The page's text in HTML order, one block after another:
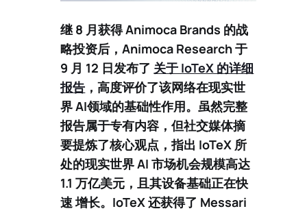
继 8 月获得 Animoca Brands 的战
略投资后，Animoca Research于
9 月 12 日发布了 关于 IoTeX 的详细
报告 ，高度评价了该网络在现实世
界 AI领域的基础性作用。虽然完整
报告属于专有内容，但社交媒体摘
要提炼了核心观点，指出 IoTeX 所
处的现实世界 AI 市场机会规模高达
1.1 万亿美元 ，且其设备基础正在快
速 增长。IoTeX 还获得了 Messari